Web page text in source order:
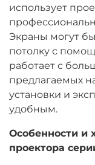
использует
Экраны могут
потолку с
работает с
предлагаемых
установки и
удобным.
Особенности и
проектора